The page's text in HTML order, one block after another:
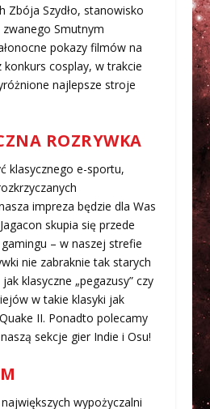
Zbója Szydło, stanowisko
Smutnym
pokazy filmów na
cosplay, w trakcie
najlepsze stroje
ROZRYWKA
klasycznego e-sportu,
impreza będzie dla Was
skupia się przede
– w naszej strefie
nie zabraknie tak starych
klasyczne „pegazusy” czy
w takie klasyki jak
II. Ponadto polecamy
sekcje gier Indie i Osu!
wypożyczalni